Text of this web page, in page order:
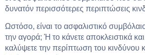
δυνατόν περισσότερες περιπτώσεις
Ωστόσο, είναι το ασφαλιστικό
την αγορά; Ή το κάνετε αποκλειστικά
καλύψετε την περίπτωση του κινδύνου